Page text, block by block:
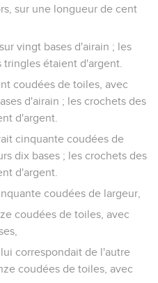
sur une longueur de cent
vingt bases d'airain ; les
étaient d'argent.
coudées de toiles, avec
d'airain ; les crochets des
d'argent.
cinquante coudées de
dix bases ; les crochets des
d'argent.
coudées de largeur,
coudées de toiles, avec
correspondait de l'autre
coudées de toiles, avec